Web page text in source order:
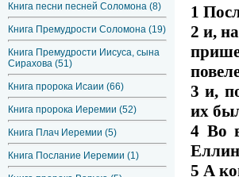
Книга песни песней Соломона (8)
Книга Премудрости Соломона (19)
Книга Премудрости Иисуса, сына
Сирахова (51)
Книга пророка Исаии (66)
Книга пророка Иеремии (52)
Книга Плач Иеремии (5)
Книга Послание Иеремии (1)
1
2 и,
3 и,
их
4 Во
5 А